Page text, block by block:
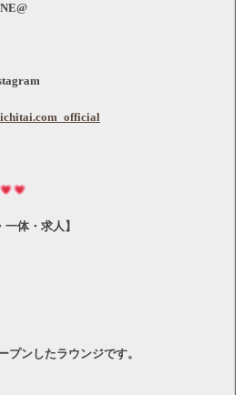
体・求人】
プンしたラウンジです。